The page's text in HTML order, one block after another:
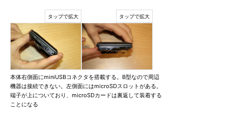
本体右側面にminiUSBコネクタを搭載する。B型なので周辺
機器は接続できない。左側面にはmicroSDスロットがある。
端子が上についており、microSDカードは裏返して装着する
ことになる